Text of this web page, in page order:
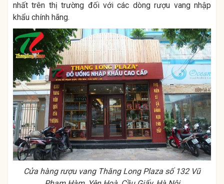
nhất trên thị trường đối với các dòng rượu vang nhập
khẩu chính hãng.
Cửa hàng rượu vang Thăng Long Plaza số 132 Vũ